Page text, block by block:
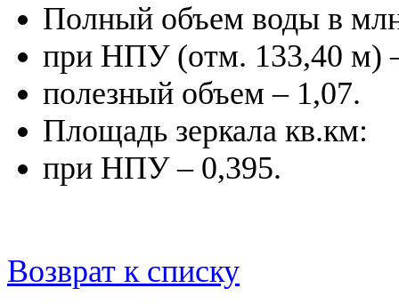
Полный объем воды в
при НПУ (отм. 133,40 м)
полезный объем – 1,07.
Площадь зеркала кв.км:
при НПУ – 0,395.
Возврат к списку